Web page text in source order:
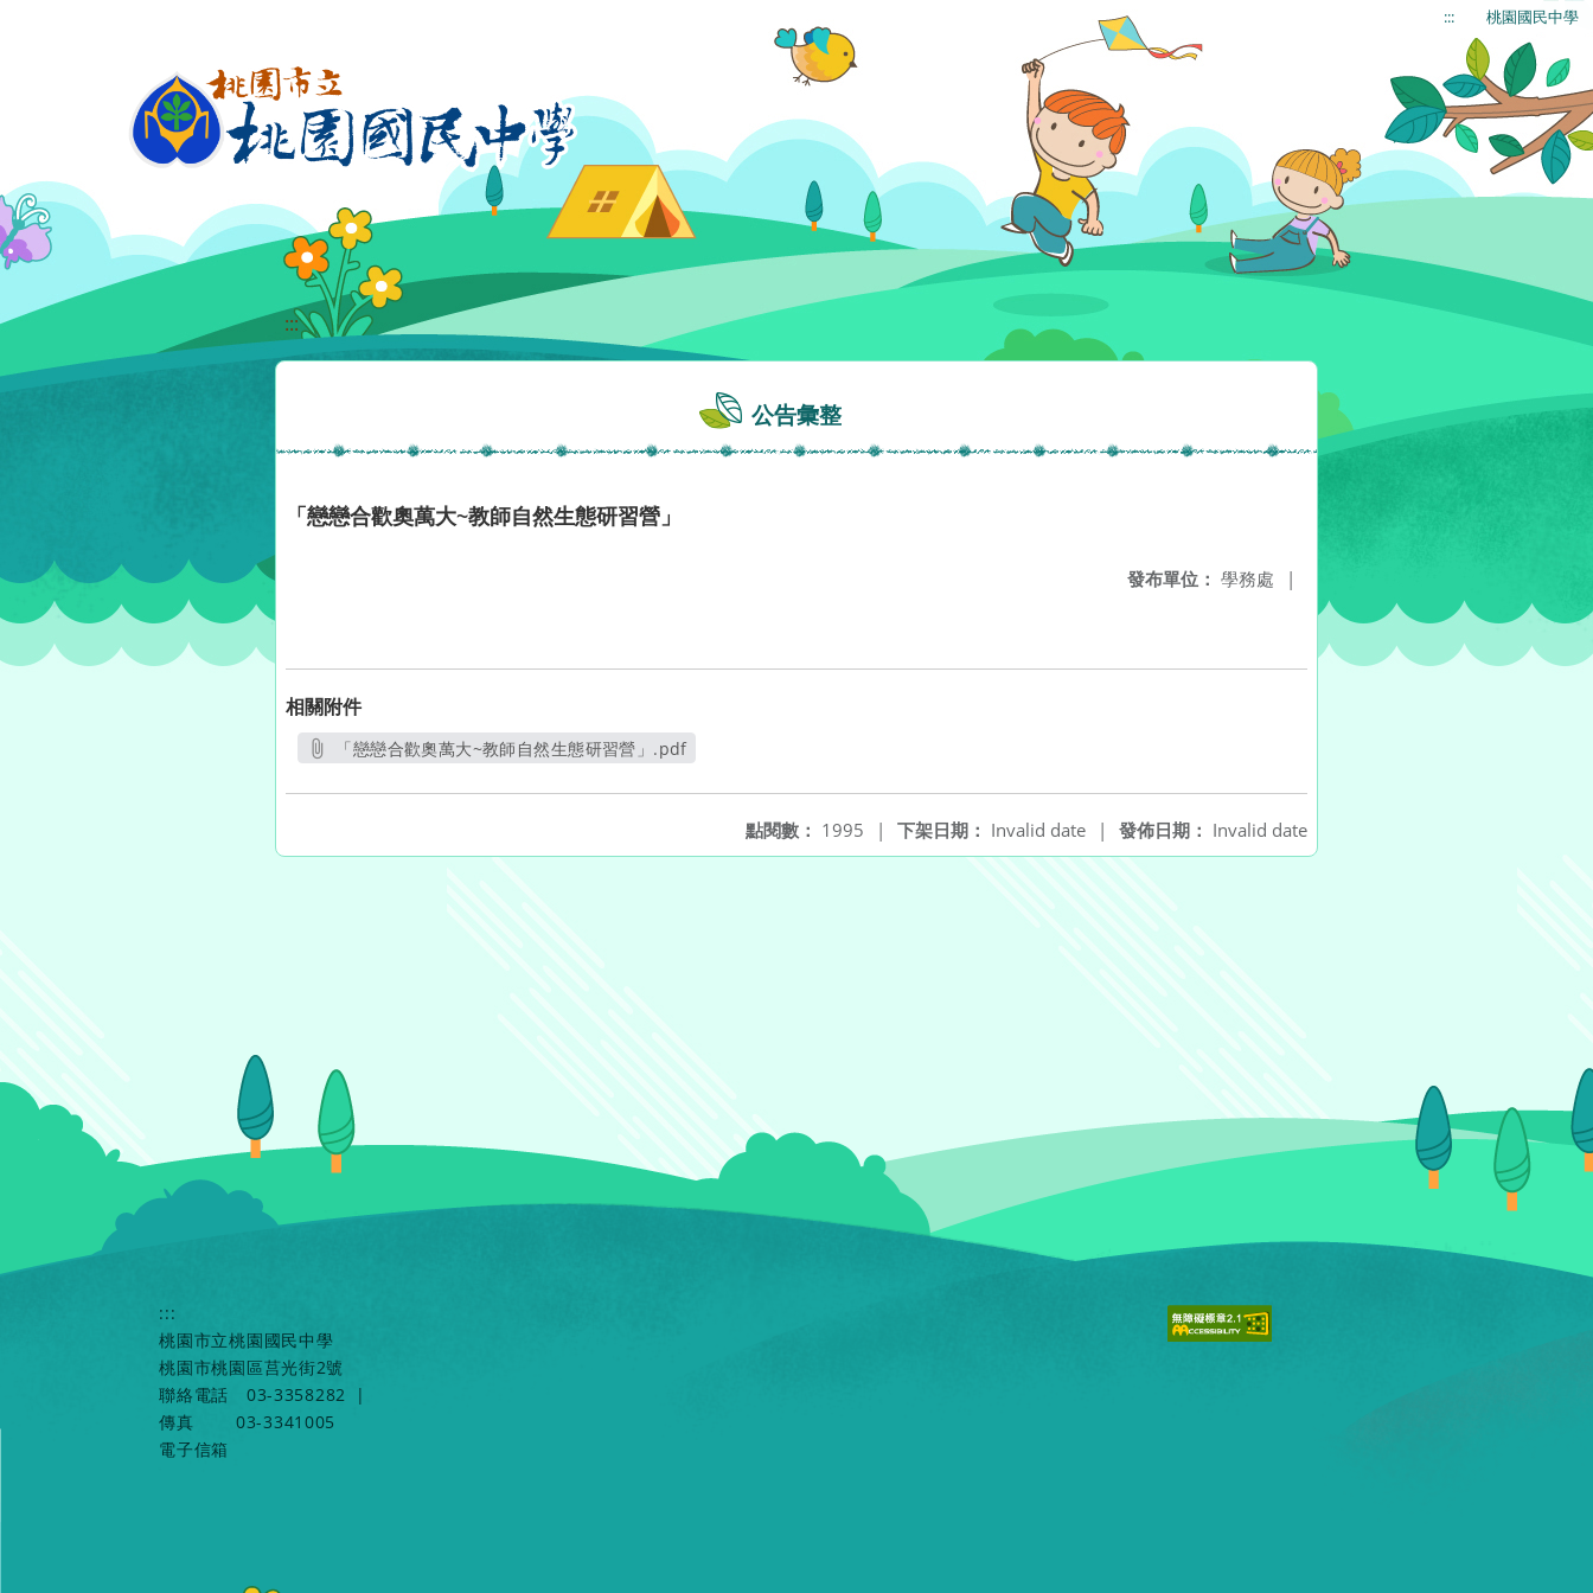
::: 桃園國民中學
:::
公告彙整
「戀戀合歡奧萬大~教師自然生態研習營」
發布單位： 學務處 |
相關附件
「戀戀合歡奧萬大~教師自然生態研習營」.pdf
發佈日期： Invalid date
下架日期： Invalid date |
點閱數： 1995 |
:::
桃園市立桃園國民中學
桃園市桃園區莒光街2號
聯絡電話
03-3358282
|
傳真
03-3341005
電子信箱